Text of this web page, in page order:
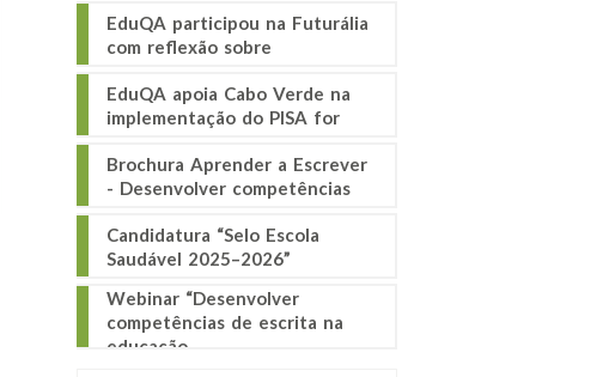
EduQA participou na Futurália
com reflexão sobre
EduQA apoia Cabo Verde na
implementação do PISA for
Brochura Aprender a Escrever
- Desenvolver competências
Candidatura “Selo Escola
Saudável 2025–2026”
Webinar “Desenvolver
competências de escrita na
educação